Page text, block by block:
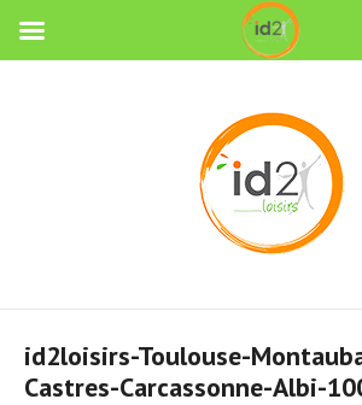
id2loisirs-Toulouse-
Castres-Carcassonne-Albi-